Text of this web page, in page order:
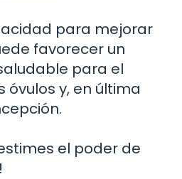
para mejorar
favorecer un
para el
óvulos y, en última
el poder de